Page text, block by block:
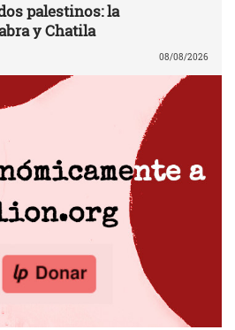
palestinos: la
y Chatila
08/08/2026